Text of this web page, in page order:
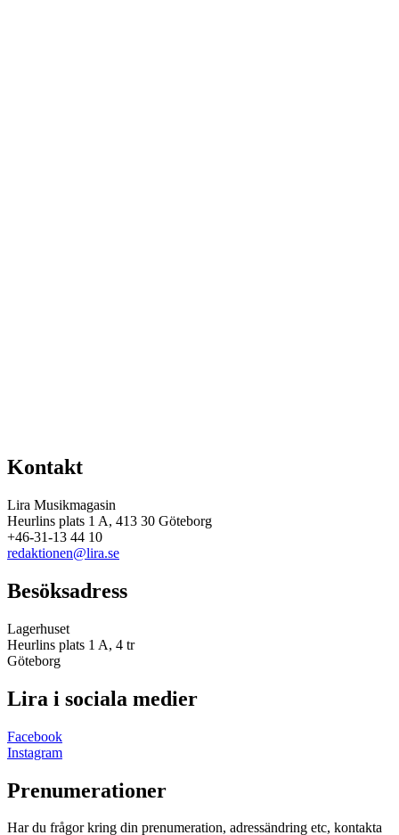
Kontakt
Lira Musikmagasin
Heurlins plats 1 A, 413 30 Göteborg
+46-31-13 44 10
redaktionen@lira.se
Besöksadress
Lagerhuset
Heurlins plats 1 A, 4 tr
Göteborg
Lira i sociala medier
Facebook
Instagram
Prenumerationer
Har du frågor kring din prenumeration, adressändring etc, kontakta